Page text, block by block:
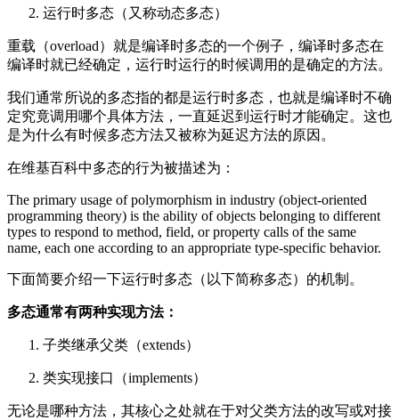
运行时多态（又称动态多态）
重载（overload）就是编译时多态的一个例子，编译时多态在
编译时就已经确定，运行时运行的时候调用的是确定的方法。
我们通常所说的多态指的都是运行时多态，也就是编译时不确
定究竟调用哪个具体方法，一直延迟到运行时才能确定。这也
是为什么有时候多态方法又被称为延迟方法的原因。
在维基百科中多态的行为被描述为：
The primary usage of polymorphism in industry (object-oriented
programming theory) is the ability of objects belonging to different
types to respond to method, field, or property calls of the same
name, each one according to an appropriate type-specific behavior.
下面简要介绍一下运行时多态（以下简称多态）的机制。
多态通常有两种实现方法：
子类继承父类（extends）
类实现接口（implements）
无论是哪种方法，其核心之处就在于对父类方法的改写或对接